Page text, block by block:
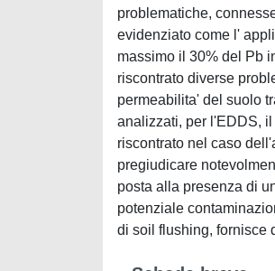
problematiche,
evidenziato come l'
massimo il 30% del Pb
riscontrato diverse
permeabilita' del suolo
analizzati, per l'EDDS,
riscontrato nel caso
pregiudicare
posta alla presenza di
potenziale
di soil flushing, fornisce